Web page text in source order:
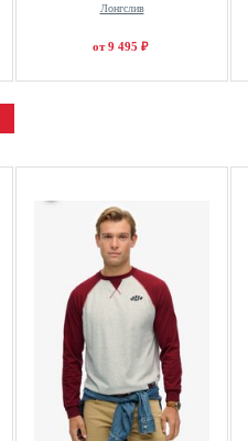
Лонгслив
от 9 495 ₽